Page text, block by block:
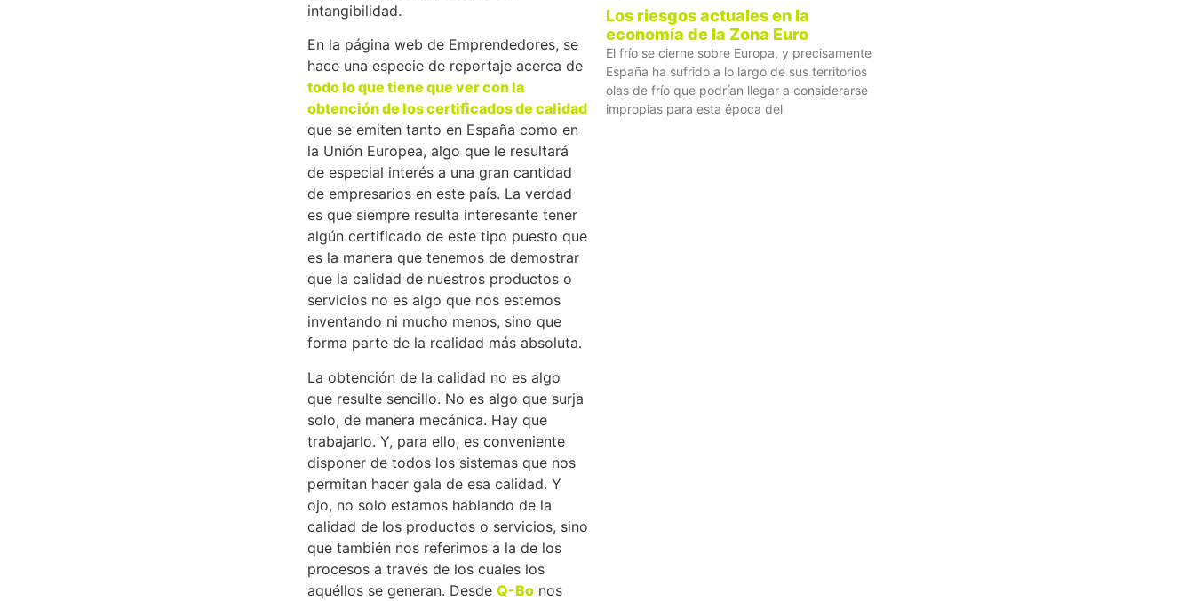
intangibilidad.
En la página web de Emprendedores, se
hace una especie de reportaje acerca de
todo lo que tiene que ver con la
obtención de los certificados de calidad
que se emiten tanto en España como en
la Unión Europea, algo que le resultará
de especial interés a una gran cantidad
de empresarios en este país. La verdad
es que siempre resulta interesante tener
algún certificado de este tipo puesto que
es la manera que tenemos de demostrar
que la calidad de nuestros productos o
servicios no es algo que nos estemos
inventando ni mucho menos, sino que
forma parte de la realidad más absoluta.
La obtención de la calidad no es algo
que resulte sencillo. No es algo que surja
solo, de manera mecánica. Hay que
trabajarlo. Y, para ello, es conveniente
disponer de todos los sistemas que nos
permitan hacer gala de esa calidad. Y
ojo, no solo estamos hablando de la
calidad de los productos o servicios, sino
que también nos referimos a la de los
procesos a través de los cuales los
aquéllos se generan. Desde Q-Bo nos
Los riesgos actuales en la
economía de la Zona Euro
El frío se cierne sobre Europa, y precisamente
España ha sufrido a lo largo de sus territorios
olas de frío que podrían llegar a considerarse
impropias para esta época del